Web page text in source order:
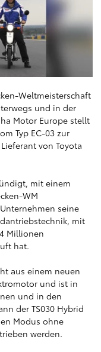
Weltmeisterschaft
und in der
Motor Europe stellt
Typ EC-03 zur
von Toyota
mit einem
WM
seine
mit
Millionen
hat.
aus einem neuen
und ist in
und in den
der TS030 Hybrid
Modus ohne
werden.